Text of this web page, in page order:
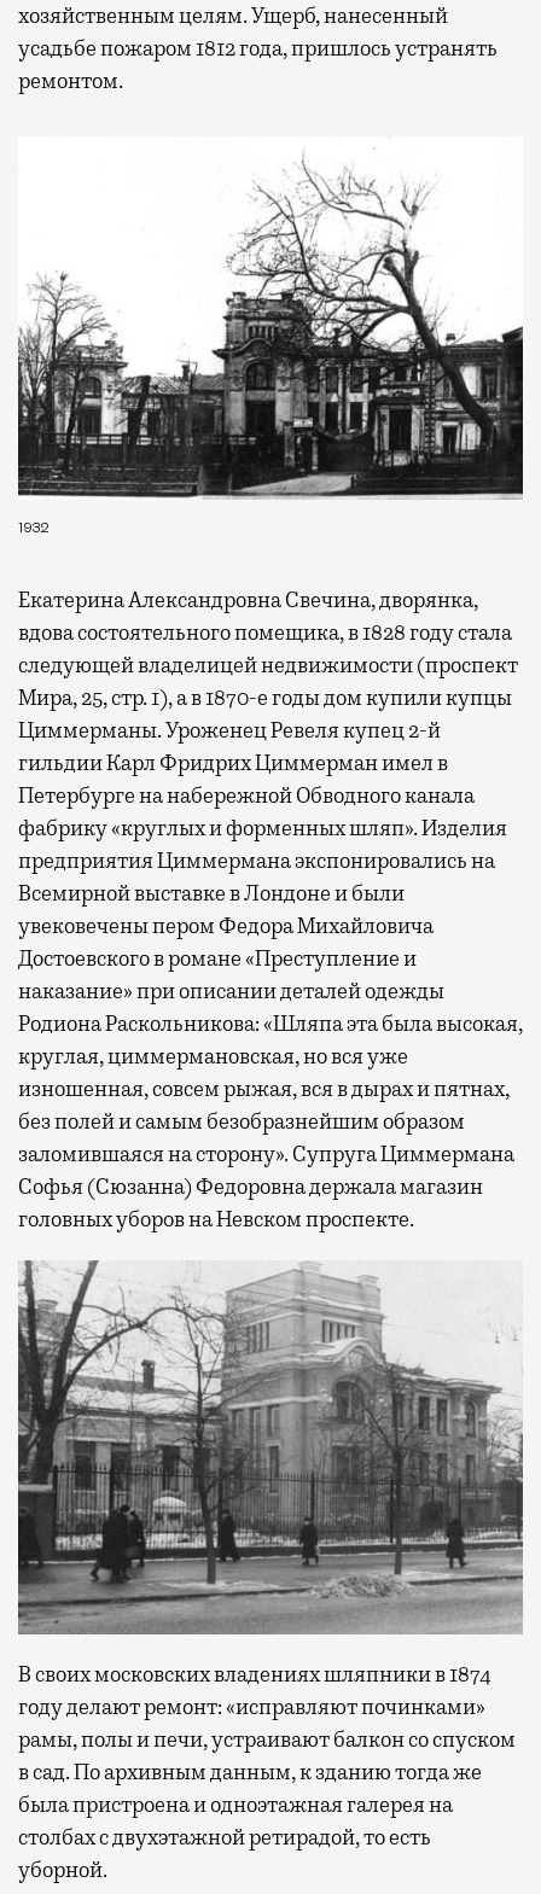
хозяйственным целям. Ущерб, нанесенный
усадьбе пожаром 1812 года, пришлось устранять
ремонтом.
1932
Екатерина Александровна Свечина, дворянка,
вдова состоятельного помещика, в 1828 году стала
следующей владелицей недвижимости (проспект
Мира, 25, стр. 1), а в 1870-е годы дом купили купцы
Циммерманы. Уроженец Ревеля купец 2-й
гильдии Карл Фридрих Циммерман имел в
Петербурге на набережной Обводного канала
фабрику «круглых и форменных шляп». Изделия
предприятия Циммермана экспонировались на
Всемирной выставке в Лондоне и были
увековечены пером Федора Михайловича
Достоевского в романе «Преступление и
наказание» при описании деталей одежды
Родиона Раскольникова: «Шляпа эта была высокая,
круглая, циммермановская, но вся уже
изношенная, совсем рыжая, вся в дырах и пятнах,
без полей и самым безобразнейшим образом
заломившаяся на сторону». Супруга Циммермана
Софья (Сюзанна) Федоровна держала магазин
головных уборов на Невском проспекте.
В своих московских владениях шляпники в 1874
году делают ремонт: «исправляют починками»
рамы, полы и печи, устраивают балкон со спуском
в сад. По архивным данным, к зданию тогда же
была пристроена и одноэтажная галерея на
столбах с двухэтажной ретирадой, то есть
уборной.